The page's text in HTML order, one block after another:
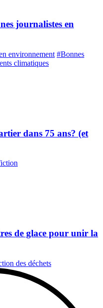
journalistes en
environnement #Bonnes
climatiques
dans 75 ans? (et
de glace pour unir la
des déchets